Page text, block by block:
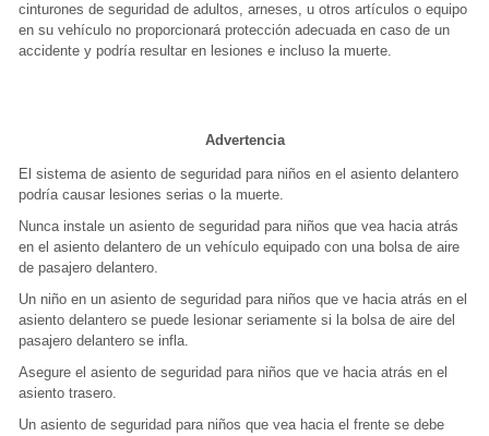
cinturones de seguridad de adultos, arneses, u otros artículos o equipo
en su vehículo no proporcionará protección adecuada en caso de un
accidente y podría resultar en lesiones e incluso la muerte.
Advertencia
El sistema de asiento de seguridad para niños en el asiento delantero
podría causar lesiones serias o la muerte.
Nunca instale un asiento de seguridad para niños que vea hacia atrás
en el asiento delantero de un vehículo equipado con una bolsa de aire
de pasajero delantero.
Un niño en un asiento de seguridad para niños que ve hacia atrás en el
asiento delantero se puede lesionar seriamente si la bolsa de aire del
pasajero delantero se infla.
Asegure el asiento de seguridad para niños que ve hacia atrás en el
asiento trasero.
Un asiento de seguridad para niños que vea hacia el frente se debe